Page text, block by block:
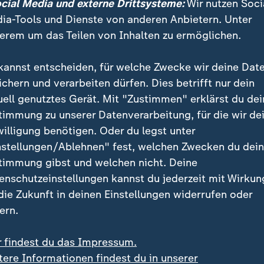
Angebote -
Magdeburg gemacht werden
es zum einen die Notfallseelsorge, die "sehr aktiv"
die Beratungen und Gespräche anbieten. In
das sogenannte Entschädigungsrecht (SGB XIV).
"die vor allen Dingen irgendwie in einem
wurden". Dazu gehörten Einsatzkräfte,
und Schüler.
tatsächlich ankommt
es dabei gibt
greifen können, sei man darauf
hingewiesen werde, erklärt Theren. "Und da
Bei den Todesfällen und im Falle von
Media und externe Drittsysteme:Wir nutzen
Tools und Dienste von anderen Anbietern. Unter
um das Teilen von Inhalten zu ermöglichen.
entscheiden, für welche Zwecke wir deine
und verarbeiten dürfen. Dies betrifft nur dein
genutztes Gerät. Mit "Zustimmen" erklärst du
zu unserer Datenverarbeitung, für die wir
benötigen. Oder du legst unter
Ablehnen" fest, welchen Zwecken du
gibst und welchen nicht. Deine
kannst du jederzeit mit
Zukunft in deinen Einstellungen widerrufen oder
findest du das Impressum.
Informationen findest du in unserer